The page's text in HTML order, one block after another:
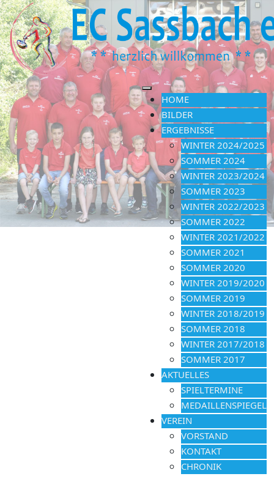
HOME
BILDER
ERGEBNISSE
WINTER 2024/2025
SOMMER 2024
WINTER 2023/2024
SOMMER 2023
WINTER 2022/2023
SOMMER 2022
WINTER 2021/2022
SOMMER 2021
SOMMER 2020
WINTER 2019/2020
SOMMER 2019
WINTER 2018/2019
SOMMER 2018
WINTER 2017/2018
SOMMER 2017
AKTUELLES
SPIELTERMINE
MEDAILLENSPIEGEL
VEREIN
VORSTAND
KONTAKT
CHRONIK